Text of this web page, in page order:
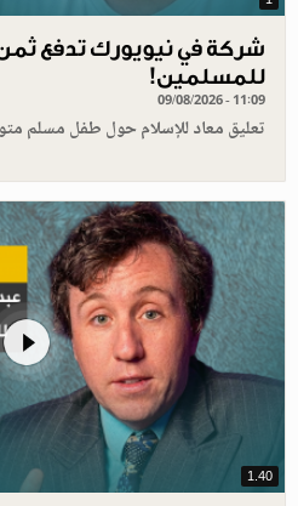
شركة في نيويورك تدفع ثمن
للمسلمين!
09/08/2026 - 11:09
تعليق معاد للإسلام حول طفل مسلم
1.40